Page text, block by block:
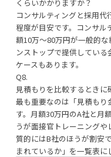
くらいかかりますか？
コンサルティングと採用
程度が目安です。コンサル
額10万〜80万円が一般的
ンストップで提供してい
ケースもあります。
Q8.
見積もりを比較するときに
最も重要なのは「見積も
す。月額30万円のA社と月
うが面接官トレーニング
質的にはB社のほうが割安
まれているか」を一覧表に